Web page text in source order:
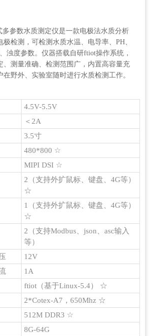
多参数水质测定仪是一款电极法水质分析
检测，可检测水质水温、电导率、PH、
浊度参数。仪器搭载自研ftiot操作系统，
、测量准确、检测范围广，内置高容量充
在野外、实验室随时进行水质检测工作。
4.5V-5.5V
＜2A
3.5寸
480*800 ☆
MIPI DSI ☆
2（支持外扩鼠标、键盘、4G等）
☆
1（支持外扩鼠标、键盘、4G等）
☆
2（支持Modbus、json、asc输入
等）
12V
1A
ftiot（基于Linux-5.4） ☆
2*Cotex-A7，650Mhz ☆
512M DDR3 ☆
8G-64G